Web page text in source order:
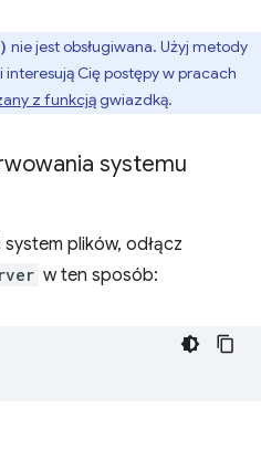
nie jest obsługiwana. Użyj metody
interesują Cię postępy w pracach
z funkcjągwiazdką.
systemu
plików, odłącz
w ten sposób: